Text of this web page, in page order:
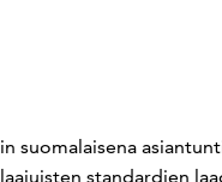
standardien